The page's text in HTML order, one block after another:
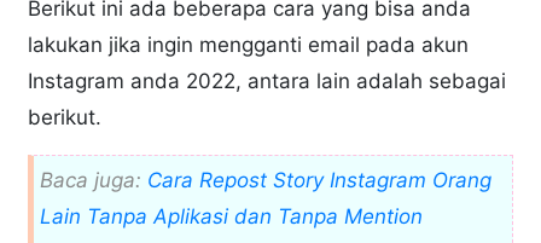
Berikut ini ada beberapa cara yang bisa anda
lakukan jika ingin mengganti email pada akun
Instagram anda 2022, antara lain adalah sebagai
berikut.
Baca juga: Cara Repost Story Instagram Orang
Lain Tanpa Aplikasi dan Tanpa Mention